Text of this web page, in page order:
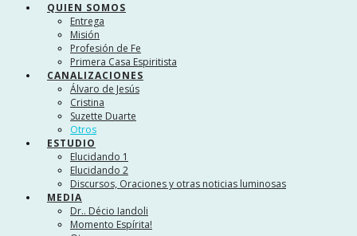
QUIEN SOMOS
Entrega
Misión
Profesión de Fe
Primera Casa Espiritista
CANALIZACIONES
Álvaro de Jesús
Cristina
Suzette Duarte
Otros
ESTUDIO
Elucidando 1
Elucidando 2
Discursos, Oraciones y otras noticias luminosas
MEDIA
Dr.. Décio Iandoli
Momento Espírita!